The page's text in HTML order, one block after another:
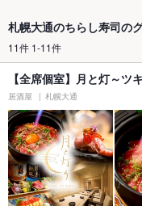
札幌大通のちらし寿司の
11件 1-11件
【全席個室】月と灯～ツ
居酒屋 札幌大通